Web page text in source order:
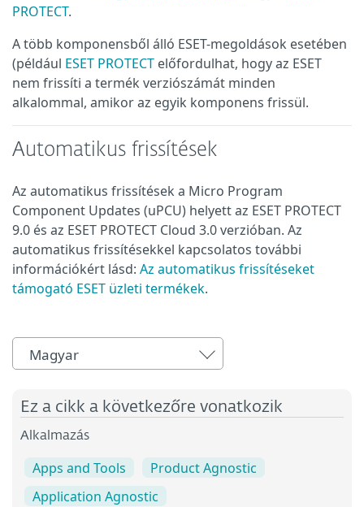
PROTECT.
A több komponensből álló ESET-megoldások esetében
(például ESET PROTECT előfordulhat, hogy az ESET
nem frissíti a termék verziószámát minden
alkalommal, amikor az egyik komponens frissül.
Automatikus frissítések
Az automatikus frissítések a Micro Program
Component Updates (uPCU) helyett az ESET PROTECT
9.0 és az ESET PROTECT Cloud 3.0 verzióban. Az
automatikus frissítésekkel kapcsolatos további
információkért lásd: Az automatikus frissítéseket
támogató ESET üzleti termékek.
Magyar
Ez a cikk a következőre vonatkozik
Alkalmazás
Apps and Tools
Product Agnostic
Application Agnostic